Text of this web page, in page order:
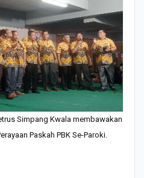
Simpang Kwala membawakan
Paskah PBK Se-Paroki.